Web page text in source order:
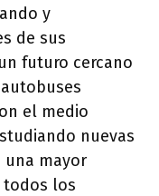
y
de sus
futuro cercano
el medio
nuevas
una mayor
todos los